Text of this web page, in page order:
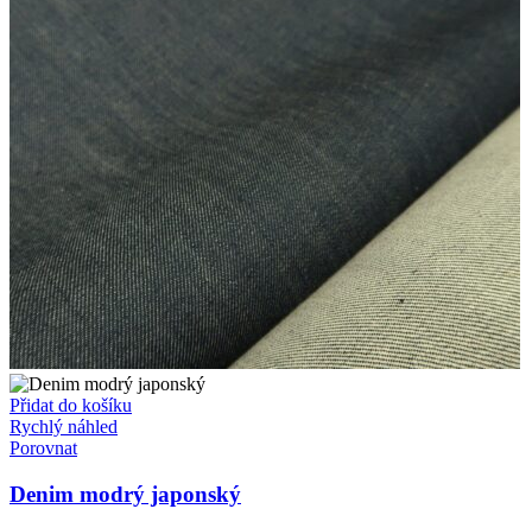
Přidat do košíku
Rychlý náhled
Porovnat
Denim modrý japonský